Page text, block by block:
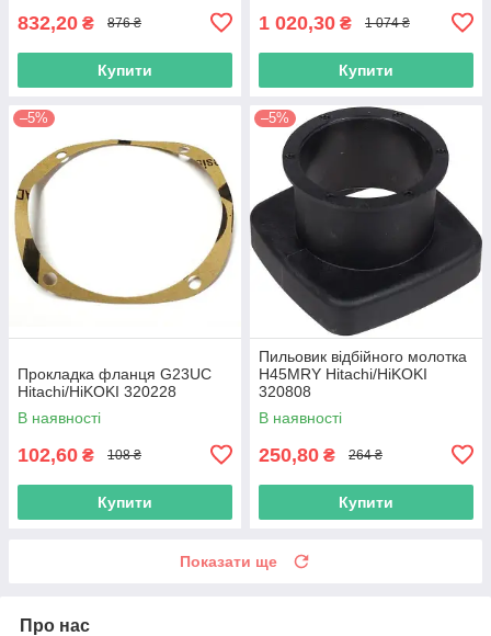
832,20 ₴ 876 ₴
Купити
1 020,30 ₴ 1 074 ₴
Купити
–5%
Прокладка фланця G23UC
Hitachi/HiKOKI 320228
В наявності
102,60 ₴ 108 ₴
Купити
–5%
Пильовик відбійного молотка
H45MRY Hitachi/HiKOKI
320808
В наявності
250,80 ₴ 264 ₴
Купити
Показати ще
Про нас